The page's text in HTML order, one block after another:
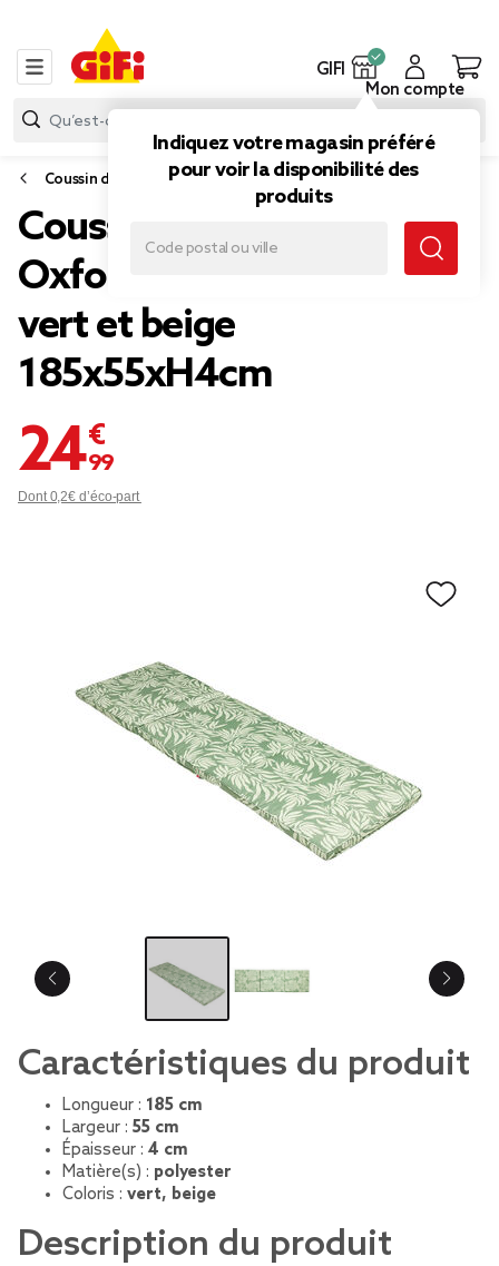
GIFI
Indiquez votre magasin préféré
pour voir la disponibilité des
produits
Mon compte
Coussin d'extérieur
Coussin bain de soleil
Oxford motif feuillage
vert et beige
185x55xH4cm
24,99 €
Dont 0,2€ d’éco-part
Caractéristiques du produit
Longueur : 185 cm
Largeur : 55 cm
Épaisseur : 4 cm
Matière(s) : polyester
Coloris : vert, beige
Description du produit